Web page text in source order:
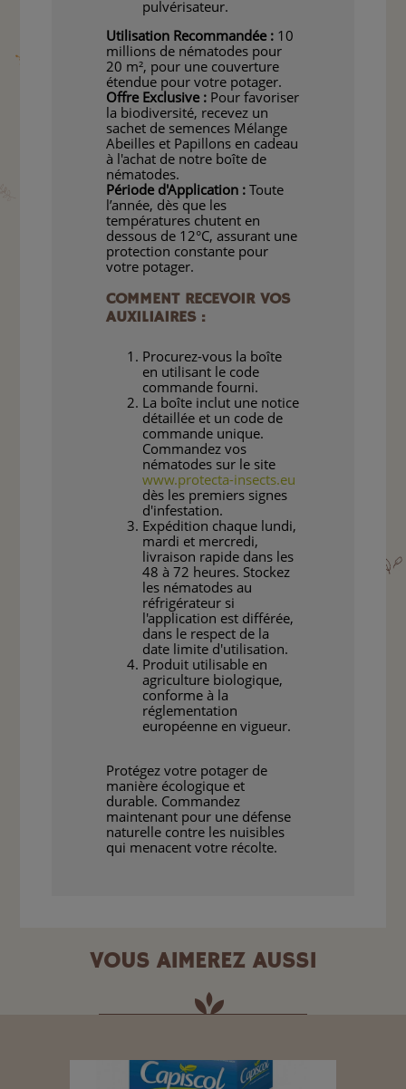
pulvérisateur.
Utilisation Recommandée : 10
millions de nématodes pour
20 m², pour une couverture
étendue pour votre potager.
Offre Exclusive : Pour favoriser
la biodiversité, recevez un
sachet de semences Mélange
Abeilles et Papillons en cadeau
à l'achat de notre boîte de
nématodes.
Période d'Application : Toute
l’année, dès que les
températures chutent en
dessous de 12°C, assurant une
protection constante pour
votre potager.
COMMENT RECEVOIR VOS
AUXILIAIRES :
Procurez-vous la boîte
en utilisant le code
commande fourni.
La boîte inclut une notice
détaillée et un code de
commande unique.
Commandez vos
nématodes sur le site
www.protecta-insects.eu
dès les premiers signes
d'infestation.
Expédition chaque lundi,
mardi et mercredi,
livraison rapide dans les
48 à 72 heures. Stockez
les nématodes au
réfrigérateur si
l'application est différée,
dans le respect de la
date limite d'utilisation.
Produit utilisable en
agriculture biologique,
conforme à la
réglementation
européenne en vigueur.
Protégez votre potager de
manière écologique et
durable. Commandez
maintenant pour une défense
naturelle contre les nuisibles
qui menacent votre récolte.
VOUS AIMEREZ AUSSI